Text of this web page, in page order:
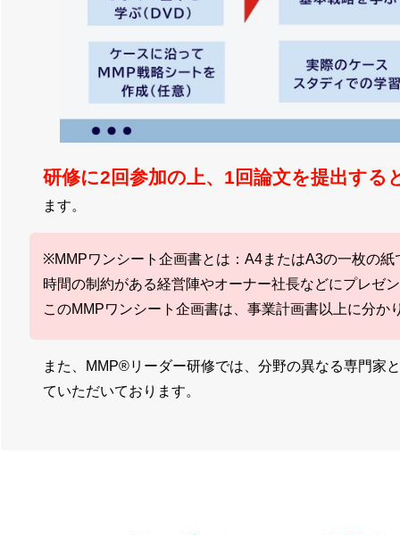
研修に2回参加の上、1回論文を提出する
ます。
※MMPワンシート企画書とは：A4またはA3の一枚の
時間の制約がある経営陣やオーナー社長などにプレゼ
このMMPワンシート企画書は、事業計画書以上に分
また、MMP®リーダー研修では、分野の異なる専門家
ていただいております。